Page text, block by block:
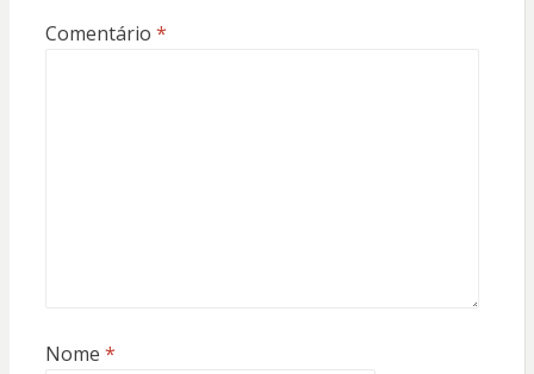
Comentário *
Nome *